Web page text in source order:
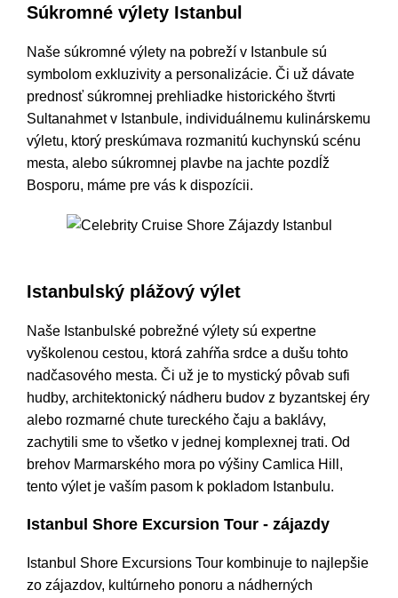
Súkromné výlety Istanbul
Naše súkromné výlety na pobreží v Istanbule sú
symbolom exkluzivity a personalizácie. Či už dávate
prednosť súkromnej prehliadke historického štvrti
Sultanahmet v Istanbule, individuálnemu kulinárskemu
výletu, ktorý preskúmava rozmanitú kuchynskú scénu
mesta, alebo súkromnej plavbe na jachte pozdĺž
Bosporu, máme pre vás k dispozícii.
Istanbulský plážový výlet
Naše Istanbulské pobrežné výlety sú expertne
vyškolenou cestou, ktorá zahŕňa srdce a dušu tohto
nadčasového mesta. Či už je to mystický pôvab sufi
hudby, architektonický nádheru budov z byzantskej éry
alebo rozmarné chute tureckého čaju a baklávy,
zachytili sme to všetko v jednej komplexnej trati. Od
brehov Marmarského mora po výšiny Camlica Hill,
tento výlet je vaším pasom k pokladom Istanbulu.
Istanbul Shore Excursion Tour - zájazdy
Istanbul Shore Excursions Tour kombinuje to najlepšie
zo zájazdov, kultúrneho ponoru a nádherných